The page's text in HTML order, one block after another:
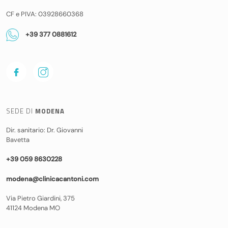
CF e PIVA: 03928660368
+39 377 0881612
SEDE DI MODENA
Dir. sanitario: Dr. Giovanni
Bavetta
+39 059 8630228
modena@clinicacantoni.com
Via Pietro Giardini, 375
41124 Modena MO